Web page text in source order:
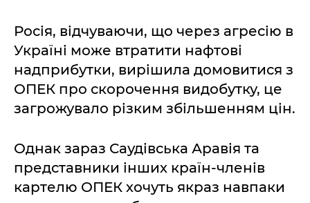
Росія, відчуваючи, що через агресію в
Україні може втратити нафтові
надприбутки, вирішила домовитися з
ОПЕК про скорочення видобутку, це
загрожувало різким збільшенням цін.
Однак зараз Саудівська Аравія та
представники інших країн-членів
картелю ОПЕК хочуть якраз навпаки